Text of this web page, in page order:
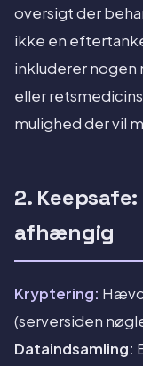
oversigt der
ikke en
inkluderer nogen
eller
mulighed der vil
2.
afhængig
Kryptering:
(serversiden
Dataindsamling: